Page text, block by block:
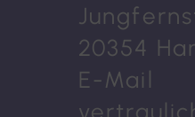
20354
E-Mail